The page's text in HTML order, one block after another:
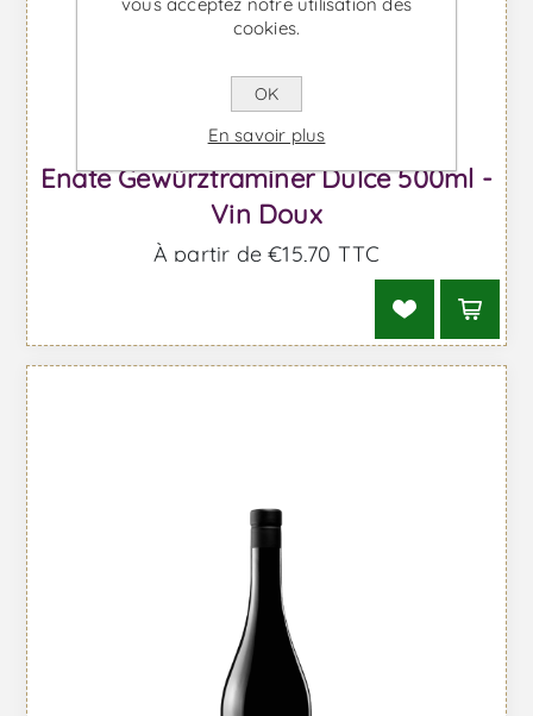
Enate Gewürztraminer Dulce 500ml -
Vin Doux
À partir de €15,70 TTC
cookies.
OK
En savoir plus